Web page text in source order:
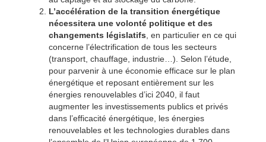
L’accélération de la transition énergétique
nécessitera une volonté politique et des
changements législatifs , en particulier en ce qui
concerne l’électrification de tous les secteurs
(transport, chauffage, industrie…). Selon l’étude,
pour parvenir à une économie efficace sur le plan
énergétique et reposant entièrement sur les
énergies renouvelables d’ici 2040, il faut
augmenter les investissements publics et privés
dans l’efficacité énergétique, les énergies
renouvelables et les technologies durables dans